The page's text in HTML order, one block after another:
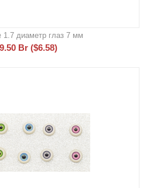
диаметр глаз 7 мм
Br ($6.58)